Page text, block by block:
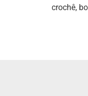
crochê,